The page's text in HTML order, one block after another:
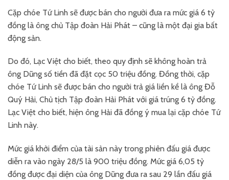
Cặp chóe Tứ Linh sẽ được bán cho người đưa ra mức giá 6 tỷ
đồng là ông chủ Tập đoàn Hải Phát – cũng là một đại gia bất
động sản.
Do đó, Lạc Việt cho biết, theo quy định sẽ không hoàn trả
ông Dũng số tiền đã đặt cọc 50 triệu đồng. Đồng thời, cặp
chóe Tứ Linh sẽ được bán cho người trả giá liền kề là ông Đỗ
Quý Hải, Chủ tịch Tập đoàn Hải Phát với giá trúng 6 tỷ đồng.
Lạc Việt cho biết, hiện ông Hải đã đồng ý mua lại cặp chóe Tứ
Linh này.
Mức giá khởi điểm của tài sản này trong phiên đấu giá được
diễn ra vào ngày 28/5 là 900 triệu đồng. Mức giá 6,05 tỷ
đồng được đại diện của ông Dũng đưa ra sau 29 lần đấu giá